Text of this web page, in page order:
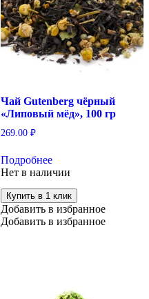
Чай Gutenberg чёрный
«Липовый мёд», 100 гр
269.00 ₽
Подробнее
Нет в наличии
Купить в 1 клик
Добавить в избранное
Добавить в избранное